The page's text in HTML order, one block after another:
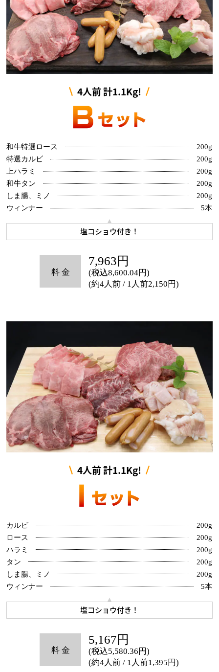
4人前 計1.1Kg!
和牛特選ロース
200g
特選カルビ
200g
上ハラミ
200g
和牛タン
200g
しま腸、ミノ
200g
ウィンナー
5本
塩コショウ付き！
7,963円
(税込8,600.04円)
(約4人前 / 1人前2,150円)
4人前 計1.1Kg!
カルビ
200g
ロース
200g
ハラミ
200g
タン
200g
しま腸、ミノ
200g
ウィンナー
5本
塩コショウ付き！
5,167円
(税込5,580.36円)
(約4人前 / 1人前1,395円)